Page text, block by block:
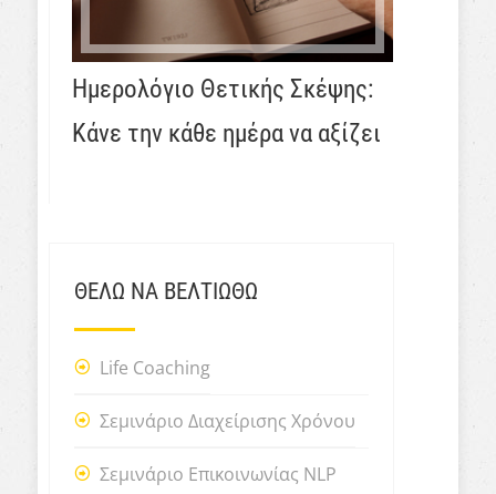
Ημερολόγιο Θετικής Σκέψης:
Κάνε την κάθε ημέρα να αξίζει
ΘΕΛΩ ΝΑ ΒΕΛΤΙΩΘΩ
Life Coaching
Σεμινάριο Διαχείρισης Χρόνου
Σεμινάριο Επικοινωνίας NLP